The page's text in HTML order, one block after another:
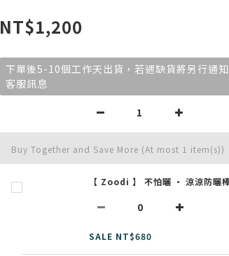
NT$1,200
下單後5-10個工作天出貨，若遇缺貨將另行通
客服訊息
Buy Together and Save More (At most 1 item(s))
【 Zoodi 】 不怕曬 • 涼涼防曬
SALE NT$680